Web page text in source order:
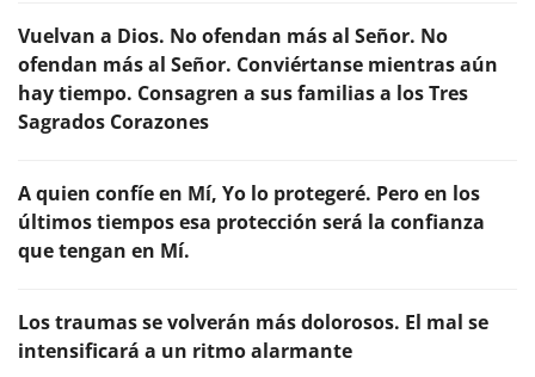
Vuelvan a Dios. No ofendan más al Señor. No
ofendan más al Señor. Conviértanse mientras aún
hay tiempo. Consagren a sus familias a los Tres
Sagrados Corazones
A quien confíe en Mí, Yo lo protegeré. Pero en los
últimos tiempos esa protección será la confianza
que tengan en Mí.
Los traumas se volverán más dolorosos. El mal se
intensificará a un ritmo alarmante